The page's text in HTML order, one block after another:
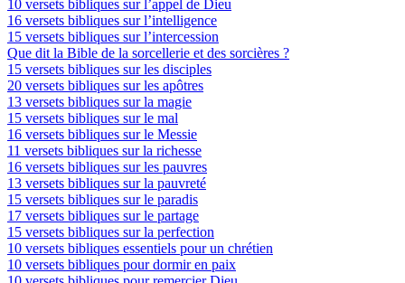
10 versets bibliques sur l’appel de Dieu
16 versets bibliques sur l’intelligence
15 versets bibliques sur l’intercession
Que dit la Bible de la sorcellerie et des sorcières ?
15 versets bibliques sur les disciples
20 versets bibliques sur les apôtres
13 versets bibliques sur la magie
15 versets bibliques sur le mal
16 versets bibliques sur le Messie
11 versets bibliques sur la richesse
16 versets bibliques sur les pauvres
13 versets bibliques sur la pauvreté
15 versets bibliques sur le paradis
17 versets bibliques sur le partage
15 versets bibliques sur la perfection
10 versets bibliques essentiels pour un chrétien
10 versets bibliques pour dormir en paix